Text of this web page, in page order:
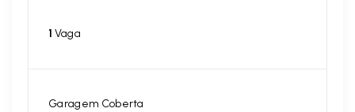
1 Vaga
Garagem Coberta